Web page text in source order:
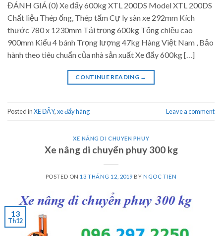
ĐÁNH GIÁ (0) Xe đẩy 600kg XTL 200DS Model XTL 200DS
Chất liệu Thép ống, Thép tấm Cự ly sàn xe 292mm Kích
thước 780 x 1230mm Tải trọng 600kg Tổng chiều cao
900mm Kiểu 4 bánh Trọng lượng 47kg Hàng Việt Nam , Bảo
hành theo tiêu chuẩn của nhà sản xuất Xe đẩy 600kg […]
CONTINUE READING →
Posted inXE ĐẨY,xe đẩy hàng Leave a comment
XE NÂNG DI CHUYEN PHUY
Xe nâng di chuyển phuy 300 kg
POSTED ON 13 THÁNG 12, 2019 BYNGOC TIEN
13
Th12